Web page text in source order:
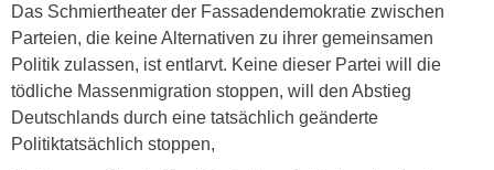
Das Schmiertheater der Fassadendemokratie zwischen
Parteien, die keine Alternativen zu ihrer gemeinsamen
Politik zulassen, ist entlarvt. Keine dieser Partei will die
tödliche Massenmigration stoppen, will den Abstieg
Deutschlands durch eine tatsächlich geänderte
Politiktatsächlich stoppen,